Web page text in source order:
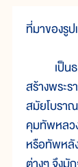
ที่มาของรู
เป็นธร
สร้างพระ
สมัยโบรา
คุมทัพหลว
หรือทัพหลั